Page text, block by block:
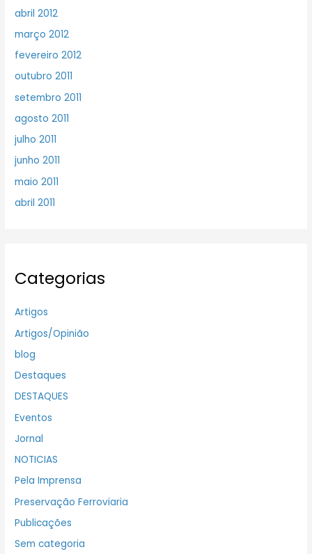
abril 2012
março 2012
fevereiro 2012
outubro 2011
setembro 2011
agosto 2011
julho 2011
junho 2011
maio 2011
abril 2011
Categorias
Artigos
Artigos/Opinião
blog
Destaques
DESTAQUES
Eventos
Jornal
NOTICIAS
Pela Imprensa
Preservação Ferroviaria
Publicações
Sem categoria